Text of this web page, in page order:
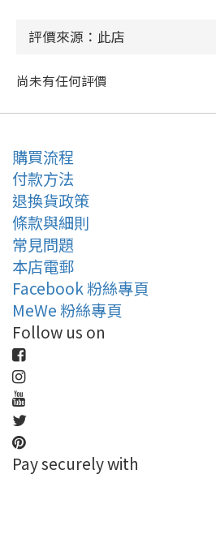
尚未有任何評價
購買流程
付款方法
退換貨政策
條款與細則
常見問題
本店電郵
Facebook 粉絲專頁
MeWe 粉絲專頁
Follow us on
Pay securely with